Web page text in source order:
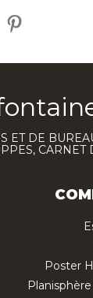
ET DE
Poster